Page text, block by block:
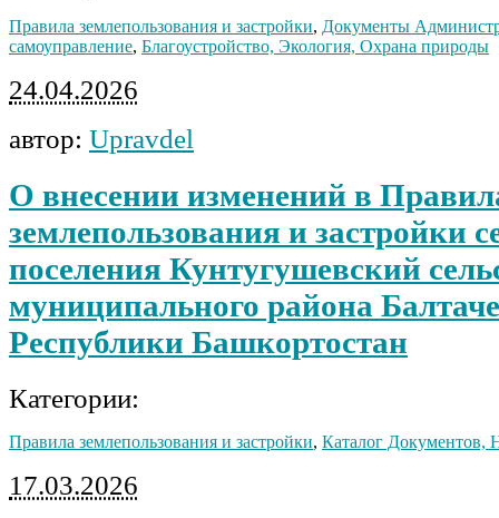
Правила землепользования и застройки, Документы
самоуправление, Благоустройство, Экология, Охрана природы
24.04.2026
автор: Upravdel
О внесении изменений в
землепользования и застройки
поселения Кунтугушевский
муниципального района
Республики Башкортостан
Категории:
Правила землепользования и застройки, Каталог
17.03.2026